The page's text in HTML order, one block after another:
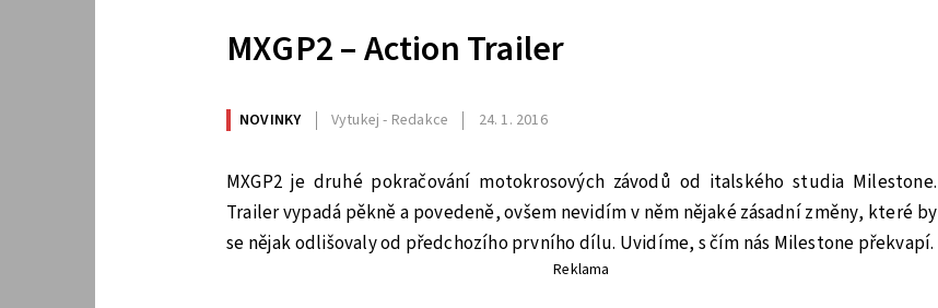
MXGP2 – Action Trailer
NOVINKY Vytukej - Redakce 24. 1. 2016
MXGP2 je druhé pokračování motokrosových závodů od italského studia Milestone.
Trailer vypadá pěkně a povedeně, ovšem nevidím v něm nějaké zásadní změny, které by
se nějak odlišovaly od předchozího prvního dílu. Uvidíme, s čím nás Milestone překvapí.
Reklama